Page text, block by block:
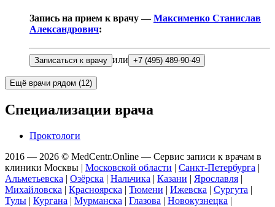
Запись на прием к врачу —Максименко Станислав
Александрович:
Записаться к врачу или +7 (495) 489-90-49
Ещё врачи рядом (12)
Специализации врача
Проктологи
2016 — 2026 © MedCentr.Online — Сервис записи к врачам в
клиники Москвы | Московской области | Санкт-Петербурга |
Альметьевска | Озёрска | Нальчика | Казани | Ярославля |
Михайловска | Красноярска | Тюмени | Ижевска | Сургута |
Тулы | Кургана | Мурманска | Глазова | Новокузнецка |